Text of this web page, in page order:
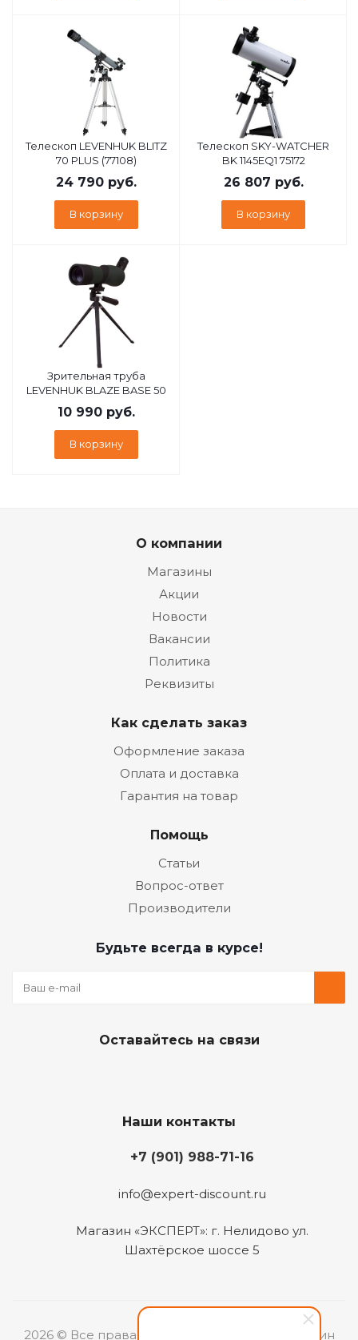
Телескоп LEVENHUK BLITZ
70 PLUS (77108)
24 790 руб.
В корзину
Телескоп SKY-WATCHER
BK 1145EQ1 75172
26 807 руб.
В корзину
Зрительная труба
LEVENHUK BLAZE BASE 50
10 990 руб.
В корзину
О компании
Магазины
Акции
Новости
Вакансии
Политика
Реквизиты
Как сделать заказ
Оформление заказа
Оплата и доставка
Гарантия на товар
Помощь
Статьи
Вопрос-ответ
Производители
Будьте всегда в курсе!
Оставайтесь на связи
Наши контакты
+7 (901) 988-71-16
info@expert-discount.ru
Магазин «ЭКСПЕРТ»: г. Нелидово ул.
Шахтёрское шоссе 5
2026 © Все права защищены. Интернет-магазин